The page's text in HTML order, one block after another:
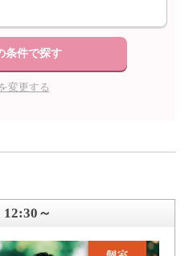
条件で探す
変更する
～